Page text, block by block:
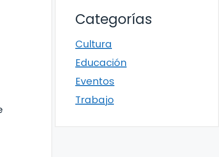
Categorías
Cultura
Educación
Eventos
Trabajo